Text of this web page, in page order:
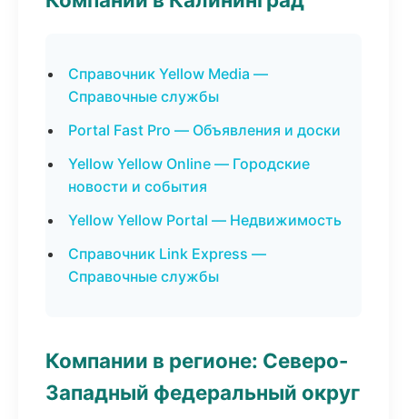
Справочник Yellow Media —
Справочные службы
Portal Fast Pro — Объявления и доски
Yellow Yellow Online — Городские
новости и события
Yellow Yellow Portal — Недвижимость
Справочник Link Express —
Справочные службы
Компании в регионе: Северо-
Западный федеральный округ